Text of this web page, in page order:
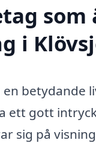
som
i
betydande
ett gott
sig på